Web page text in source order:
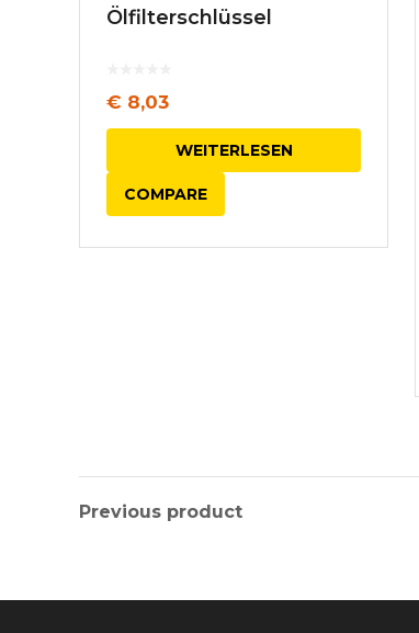
Ölfilterschlüssel
€ 8,03
WEITERLESEN
COMPARE
Previous product